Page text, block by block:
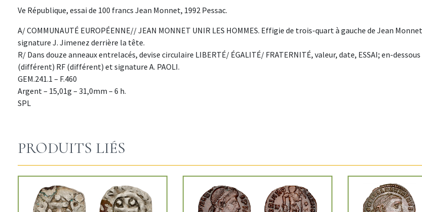
Ve République, essai de 100 francs Jean Monnet, 1992 Pessac.
A/ COMMUNAUTÉ EUROPÉENNE// JEAN MONNET UNIR LES HOMMES. Effigie de trois-quart à gauche de Jean
signature J. Jimenez derrière la tête.
R/ Dans douze anneaux entrelacés, devise circulaire LIBERTÉ/ ÉGALITÉ/ FRATERNITÉ, valeur, date, ESSAI; en-dessous
(différent) RF (différent) et signature A. PAOLI.
GEM.241.1 – F.460
Argent – 15,01g – 31,0mm – 6 h.
SPL
PRODUITS LIÉS